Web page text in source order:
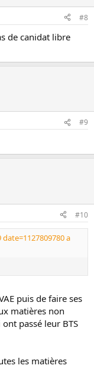
#8
de canidat libre
#9
#10
a
puis de faire ses
matières non
passé leur BTS
les matières